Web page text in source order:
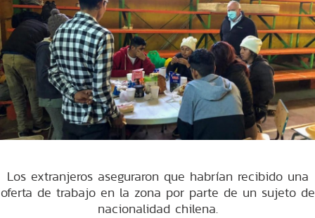
Los extranjeros aseguraron que habrían recibido una
oferta de trabajo en la zona por parte de un sujeto de
nacionalidad chilena.